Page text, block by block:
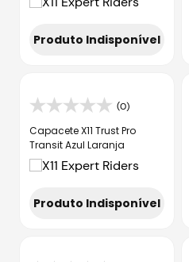
Produto Indisponível
(0)
Capacete X11 Trust Pro
Transit Azul Laranja
Produto Indisponível